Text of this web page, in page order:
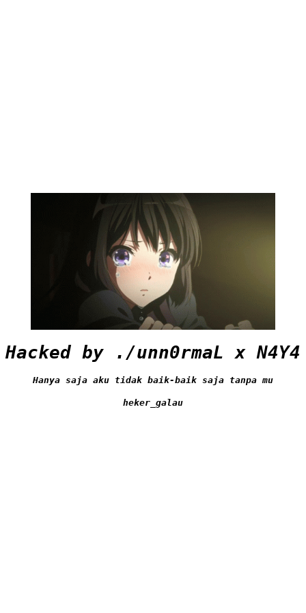
Hacked by ./unn0rmaL x N4Y4
Hanya saja aku tidak baik-baik saja tanpa mu
heker_galau